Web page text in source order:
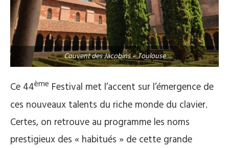
Couvent des Jacobins – Toulouse
Ce 44ème Festival met l’accent sur l’émergence de
ces nouveaux talents du riche monde du clavier.
Certes, on retrouve au programme les noms
prestigieux des « habitués » de cette grande